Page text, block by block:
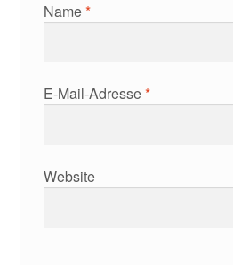
Name*
E-Mail-Adresse*
Website